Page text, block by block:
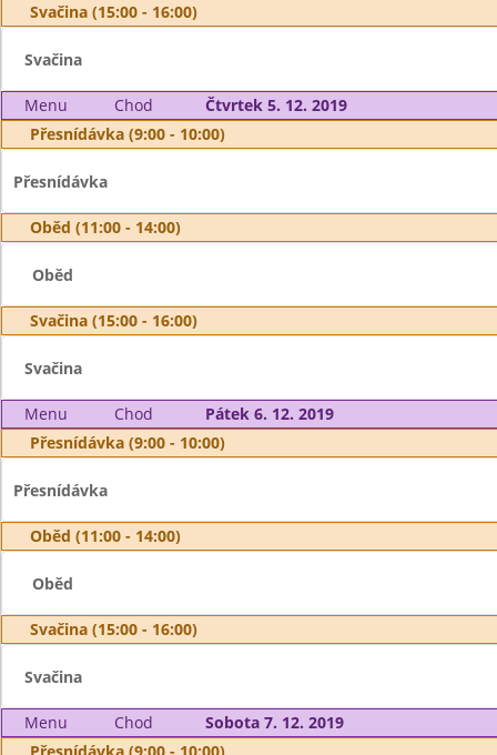
Svačina (15:00 - 16:00)
Svačina
Menu Chod
Čtvrtek 5. 12. 2019
Přesnídávka (9:00 - 10:00)
Přesnídávka
Oběd (11:00 - 14:00)
Oběd
Svačina (15:00 - 16:00)
Svačina
Menu Chod
Pátek 6. 12. 2019
Přesnídávka (9:00 - 10:00)
Přesnídávka
Oběd (11:00 - 14:00)
Oběd
Svačina (15:00 - 16:00)
Svačina
Menu Chod
Sobota 7. 12. 2019